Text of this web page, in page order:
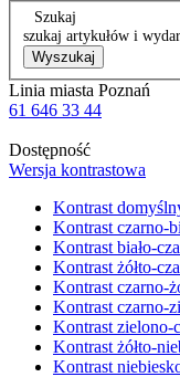
Szukaj
szukaj artykułów i
Wyszukaj
Linia miasta Poznań
61 646 33 44
Dostępność
Wersja kontrastowa
Kontrast
Kontrast czarno-
Kontrast biało-
Kontrast żółto-
Kontrast czarno-
Kontrast czarno-
Kontrast zielono-
Kontrast żółto-
Kontrast